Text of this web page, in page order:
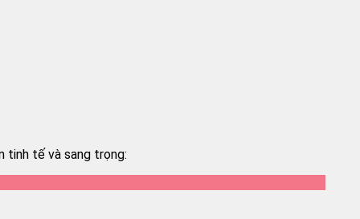
tinh tế và sang trọng: